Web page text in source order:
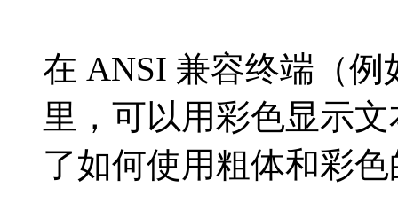
在 ANSI 兼容终端（例
里，可以用彩色显示
了如何使用粗体和彩